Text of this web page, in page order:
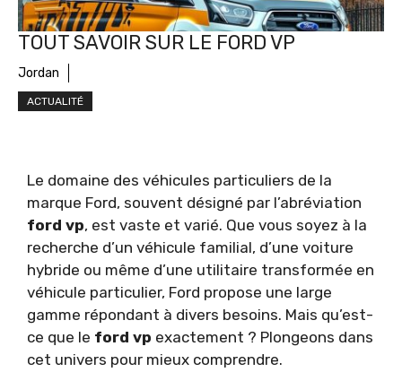
TOUT SAVOIR SUR LE FORD VP
Jordan
ACTUALITÉ
Le domaine des véhicules particuliers de la
marque Ford, souvent désigné par l’abréviation
ford vp, est vaste et varié. Que vous soyez à la
recherche d’un véhicule familial, d’une voiture
hybride ou même d’une utilitaire transformée en
véhicule particulier, Ford propose une large
gamme répondant à divers besoins. Mais qu’est-
ce que le ford vp exactement ? Plongeons dans
cet univers pour mieux comprendre.